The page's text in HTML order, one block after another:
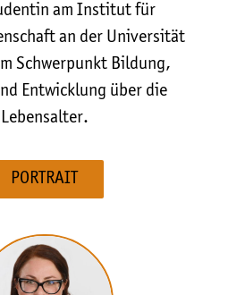
am Institut für
an der Universität
Schwerpunkt Bildung,
Entwicklung über die
Lebensalter.
PORTRAIT